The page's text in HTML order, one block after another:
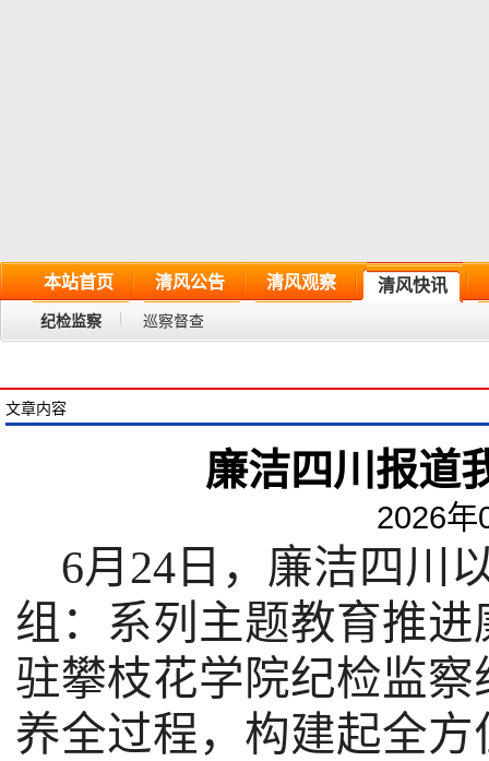
本站首页 清风公告 清风观察 清风快讯
纪检监察 巡察督查
文章内容
廉洁四川报道
2026
6月 24日， 廉洁四川
组：系列主题教育推
驻攀枝花学院纪检监
养全过程，构建起全